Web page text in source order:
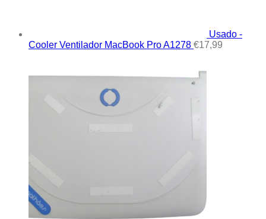
Usado -
Cooler Ventilador MacBook Pro A1278 €17,99